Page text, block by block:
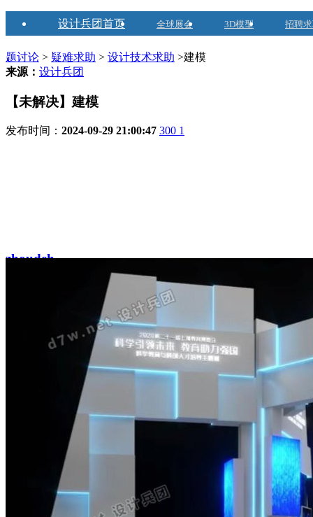
设计兵团首页 全球展会 3D模型 招聘
题讨论 > 疑难求助 > 设计技术求助 >建模
来源： 设计兵团
【未解决】建模
发布时间： 2024-09-29 21:00:47 300 1
zhoudeh
2965个